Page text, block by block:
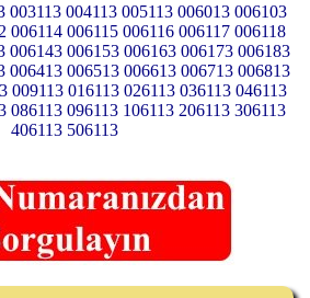
003113 004113 005113 006013 006103
006114 006115 006116 006117 006118
006143 006153 006163 006173 006183
006413 006513 006613 006713 006813
009113 016113 026113 036113 046113
086113 096113 106113 206113 306113
406113 506113